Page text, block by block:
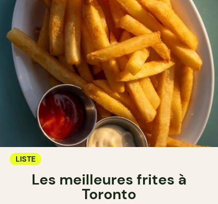
LISTE
Les meilleures frites à
Toronto